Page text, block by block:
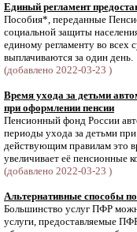
Единый регламент
Пособия*, переданные
социальной защиты
единому регламенту во всех
выплачиваются за один день.
(добавлено 2022-03-23 )
Время ухода за детьми
при оформлении пенсии
Пенсионный фонд России
периоды ухода за детьми
действующим правилам это
увеличивает её пенсионные
(добавлено 2022-03-23 )
Альтернативные способы
Большинство услуг ПФР
услуги, предоставляемые